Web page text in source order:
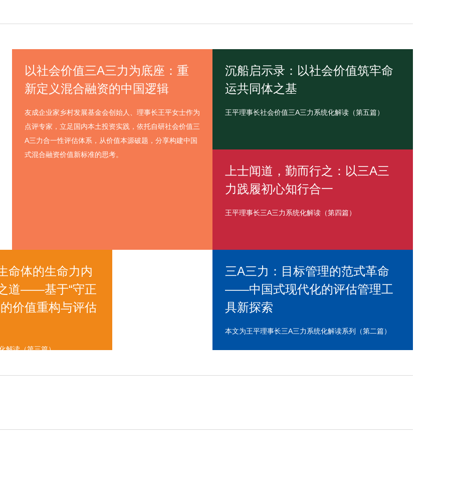
以社会价值三A三力为底座：重
新定义混合融资的中国逻辑
友成企业家乡村发展基金会创始人、理事长王平女士作为
点评专家，立足国内本土投资实践，依托自研社会价值三
A三力合一性评估体系，从价值本源破题，分享构建中国
式混合融资价值新标准的思考。
沉船启示录：以社会价值筑牢命
运共同体之基
王平理事长社会价值三A三力系统化解读（第五篇）
上士闻道，勤而行之：以三A三
力践履初心知行合一
王平理事长三A三力系统化解读（第四篇）
命体的生命力内
道——基于“守正
价值重构与评估
解读（第三篇）
三A三力：目标管理的范式革命
——中国式现代化的评估管理工
具新探索
本文为王平理事长三A三力系统化解读系列（第二篇）